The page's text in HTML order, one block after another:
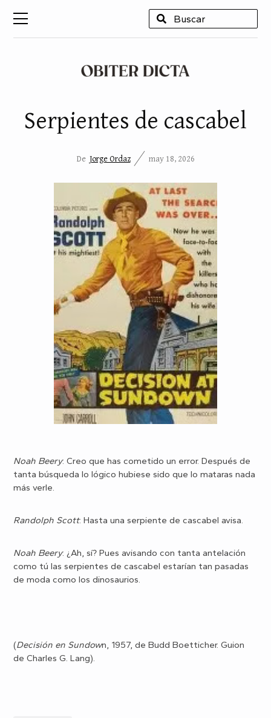
Serpientes de cascabel
De Jorge Ordaz may 18, 2026
Noah Beery: Creo que has cometido un error. Después de
tanta búsqueda lo lógico hubiese sido que lo mataras nada
más verle.
Randolph Scott: Hasta una serpiente de cascabel avisa.
Noah Beery: ¿Ah, sí? Pues avisando con tanta antelación
como tú las serpientes de cascabel estarían tan pasadas
de moda como los dinosaurios.
(Decisión en Sundown, 1957, de Budd Boetticher. Guion
de Charles G. Lang).